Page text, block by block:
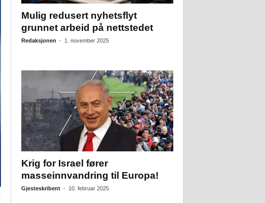
Mulig redusert nyhetsflyt
grunnet arbeid på nettstedet
Redaksjonen - 1. november 2025
Krig for Israel fører
masseinnvandring til Europa!
Gjesteskribent - 10. februar 2025